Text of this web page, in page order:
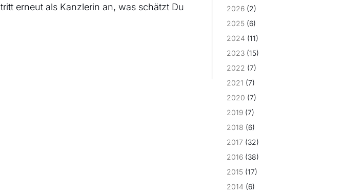
tritt erneut als Kanzlerin an, was schätzt Du
2026 (2)
2025 (6)
2024 (11)
2023 (15)
2022 (7)
2021 (7)
2020 (7)
2019 (7)
2018 (6)
2017 (32)
2016 (38)
2015 (17)
2014 (6)